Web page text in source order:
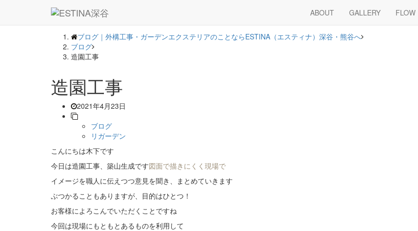
ABOUT GALLERY FLOW
― BLOG ―
ブログ｜外構工事・ガーデンエクステリアのことならESTINA（エスティナ）深谷・熊谷へ
ブログ
造園工事
造園工事
2021年4月23日
ブログ
リガーデン
こんにちは木下です
今日は造園工事、築山生成です図面で描きにくく現場で
イメージを職人に伝えつつ意見を聞き、まとめていきます
ぶつかることもありますが、目的はひとつ！
お客様によろこんでいただくことですね
今回は現場にもともとあるものを利用して